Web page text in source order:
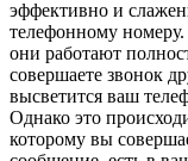
эффективно и
телефонному
они работают
совершаете звонок
высветится ваш
Однако это
которому вы